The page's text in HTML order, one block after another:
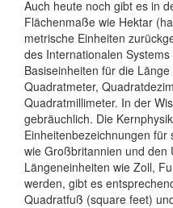
Auch heute noch gibt es in
Flächenmaße wie Hektar
metrische Einheiten
des Internationalen
Basiseinheiten für die
Quadratmeter,
Quadratmillimeter. In der
gebräuchlich. Die
Einheitenbezeichnungen
wie Großbritannien und den
Längeneinheiten wie Zoll,
werden, gibt es
Quadratfuß (square feet)